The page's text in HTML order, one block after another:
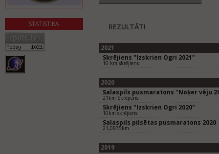
STATISTIKA REZULTĀTI
2021
Skrējiens "Izskrien Ogri 2021"
10 km skrējiens
2020
Salaspils pusmaratons "Noķer vēju
21km Skrējiens
Skrējiens "Izskrien Ogri 2020"
10km skrējiens
Salaspils pilsētas pusmaratons 2020
21,0975km
2019